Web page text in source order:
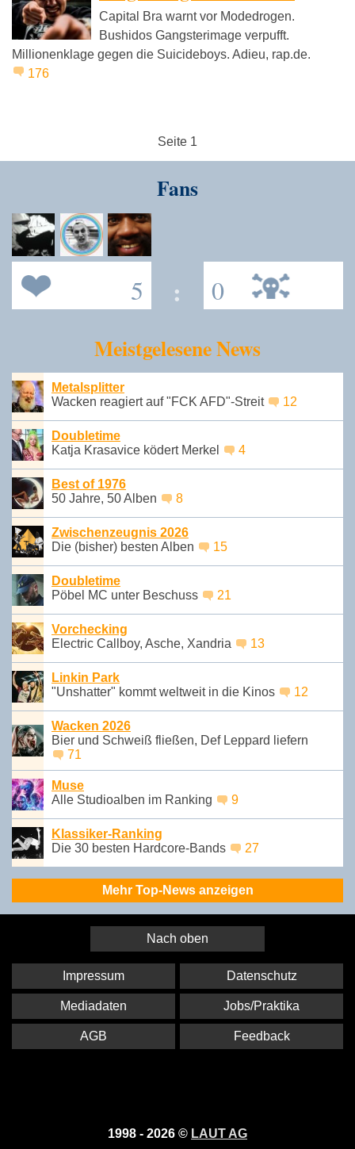
Capital Bra warnt vor Modedrogen.
Bushidos Gangsterimage verpufft.
Millionenklage gegen die Suicideboys. Adieu, rap.de.
176
Seite 1
Fans
5 : 0
Meistgelesene News
Metalsplitter
Wacken reagiert auf "FCK AFD"-Streit
12
Doubletime
Katja Krasavice ködert Merkel
4
Best of 1976
50 Jahre, 50 Alben
8
Zwischenzeugnis 2026
Die (bisher) besten Alben
15
Doubletime
Pöbel MC unter Beschuss
21
Vorchecking
Electric Callboy, Asche, Xandria
13
Linkin Park
"Unshatter" kommt weltweit in die Kinos
12
Wacken 2026
Bier und Schweiß fließen, Def Leppard liefern
71
Muse
Alle Studioalben im Ranking
9
Klassiker-Ranking
Die 30 besten Hardcore-Bands
27
Mehr Top-News anzeigen
Nach oben
1998 - 2026 © LAUT AG
Impressum Datenschutz
Mediadaten Jobs/Praktika
AGB Feedback